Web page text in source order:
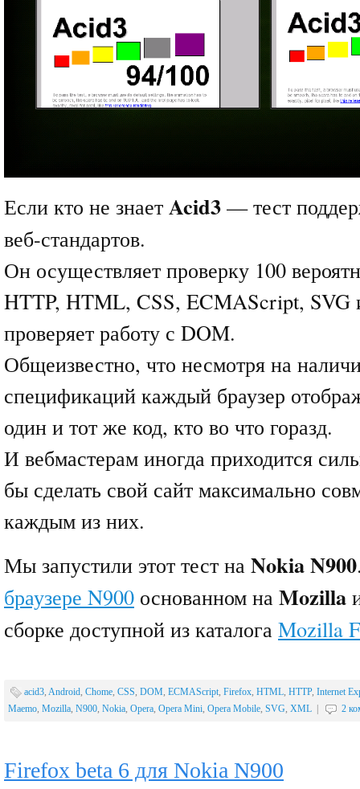
Если кто не знает Acid3 — тест
веб-стандартов.
Он осуществляет проверку 100
HTTP, HTML, CSS, ECMAScript, SVG
проверяет работу с DOM.
Общеизвестно, что несмотря на
спецификаций каждый браузер
один и тот же код, кто во что горазд.
И вебмастерам иногда приходится
бы сделать свой сайт максимально
каждым из них.
Мы запустили этот тест на Nokia N900
браузере N900 основанном на Mozilla
сборке доступной из каталога Mozilla
acid3, Android, Chome, CSS, DOM, ECMAScript, Firefox, HTML, HTTP, Internet
Maemo, Mozilla, N900, Nokia, Opera, Opera Mini, Opera Mobile, SVG, XML 2
Firefox beta 6 для Nokia N900